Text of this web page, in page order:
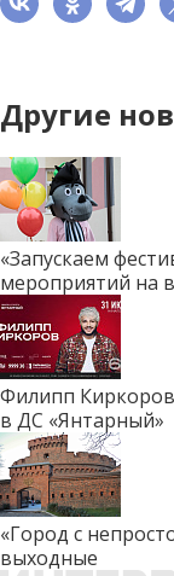
Другие
«Запускаем
мероприятий на
Филипп
в ДС «Янтарный»
«Город с
выходные